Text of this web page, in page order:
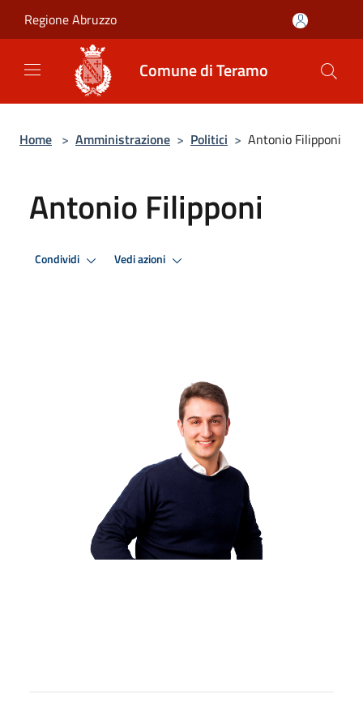
Regione Abruzzo
Comune di Teramo
Home > Amministrazione > Politici > Antonio Filipponi
Antonio Filipponi
Condividi Vedi azioni